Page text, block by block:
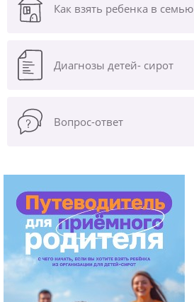
Как взять ребенка в семью
Диагнозы детей- сирот
Вопрос-ответ